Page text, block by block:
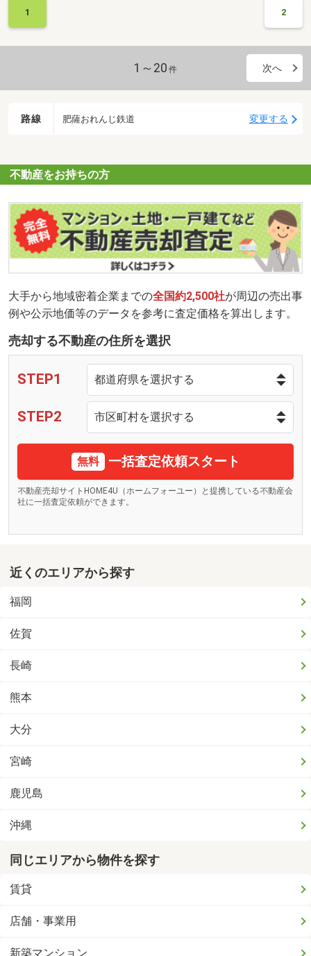
1 2
1～20 件 次へ
路線 肥薩おれんじ鉄道 変更する
不動産をお持ちの方
大手から地域密着企業までの全国約2,500社が周辺の売出事
例や公示地価等のデータを参考に査定価格を算出します。
売却する不動産の住所を選択
STEP1
STEP2
無料 一括査定依頼スタート
不動産売却サイトHOME4U（ホームフォーユー）と提携している不動産会
社に一括査定依頼ができます。
近くのエリアから探す
福岡
佐賀
長崎
熊本
大分
宮崎
鹿児島
沖縄
同じエリアから物件を探す
賃貸
店舗・事業用
新築マンション